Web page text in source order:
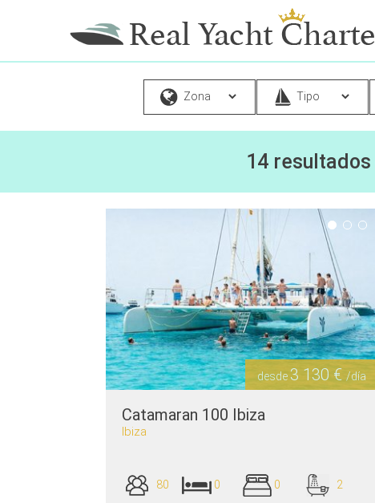
14 resultados
desde3 130 € /día
Catamaran 100 Ibiza
Ibiza
80 0 0 2